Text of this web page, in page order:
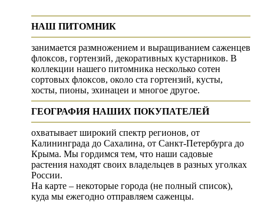
НАШ ПИТОМНИК
занимается размножением и выращиванием саженцев
флоксов, гортензий, декоративных кустарников. В
коллекции нашего питомника несколько сотен
сортовых флоксов, около ста гортензий, кусты,
хосты, пионы, эхинацеи и многое другое.
ГЕОГРАФИЯ НАШИХ ПОКУПАТЕЛЕЙ
охватывает широкий спектр регионов, от
Калининграда до Сахалина, от Санкт-Петербурга до
Крыма. Мы гордимся тем, что наши садовые
растения находят своих владельцев в разных уголках
России.
На карте – некоторые города (не полный список),
куда мы ежегодно отправляем саженцы.